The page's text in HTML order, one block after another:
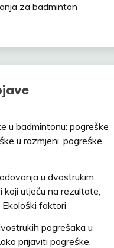
za badminton
u badmintonu: pogreške
u razmjeni, pogreške
u dvostrukim
koji utječu na rezultate,
faktori
pogrešaka u
prijaviti pogreške,